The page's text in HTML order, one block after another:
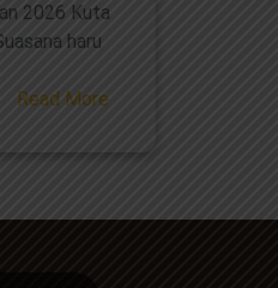
2026 Kuta
haru
Read More
1